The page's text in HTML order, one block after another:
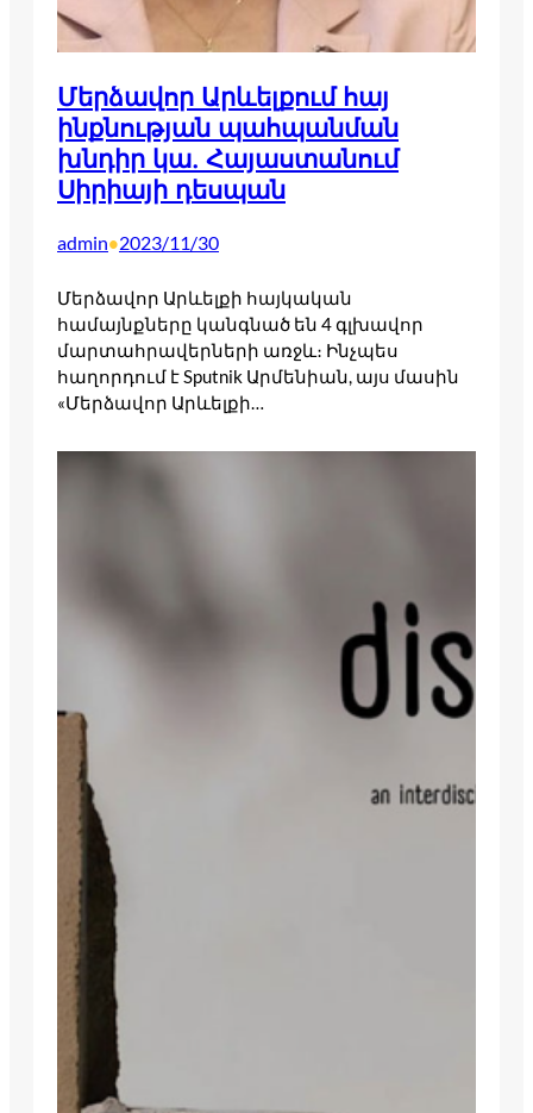
Մերձավոր Արևելքում հայ
ինքնության պահպանման
խնդիր կա. Հայաստանում
Սիրիայի դեսպան
admin•2023/11/30
Մերձավոր Արևելքի հայկական
համայնքները կանգնած են 4 գլխավոր
մարտահրավերների առջև։ Ինչպես
հաղորդում է Sputnik Արմենիան, այս մասին
«Մերձավոր Արևելքի…